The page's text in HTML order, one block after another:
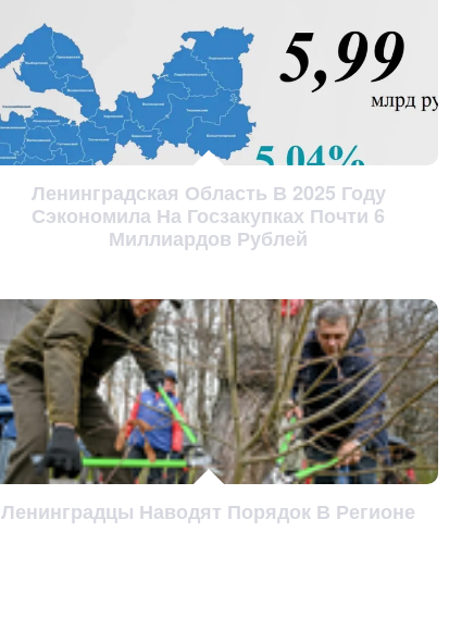
Ленинградская Область В 2025 Году
Сэкономила На Госзакупках Почти 6
Миллиардов Рублей
Ленинградцы Наводят Порядок В Регионе